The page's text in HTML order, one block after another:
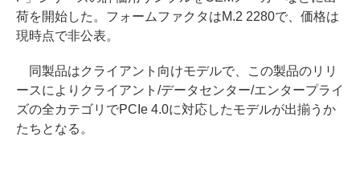
荷を開始した。フォームファクタはM.2 2280で、価格は
現時点で非公表。
同製品はクライアント向けモデルで、この製品のリリ
ースによりクライアント/データセンター/エンタープライ
ズの全カテゴリでPCIe 4.0に対応したモデルが出揃うか
たちとなる。